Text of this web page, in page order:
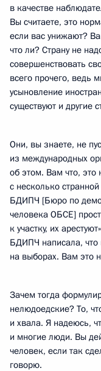
в качестве
Вы считаете, это
если вас унижают?
что ли? Страну не
совершенствовать
всего прочего, ведь
усыновление
существуют и другие
Они, вы знаете, не
из международных
об этом. Вам что, это
с несколько
БДИПЧ [Бюро по
человека ОБСЕ]
к участку, их
БДИПЧ написала, что
на выборах. Вам это
Зачем тогда
нелюдоедские? То,
и хвала. Я надеюсь,
и многие люди. Вы
человек, если так
говорю.